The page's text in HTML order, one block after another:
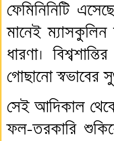
ফেমিনিনিটি
মানেই
ধারণা।
গোছানো স্বভাবের
সেই আদিকাল থেকে
ফল-তরকারি